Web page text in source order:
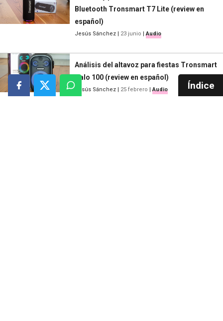
Bluetooth Tronsmart T7 Lite (review en
español)
Jesús Sánchez | 23 junio |Audio
Análisis del altavoz para fiestas Tronsmart
Halo 100 (review en español)
Jesús Sánchez | 25 febrero |Audio Índice